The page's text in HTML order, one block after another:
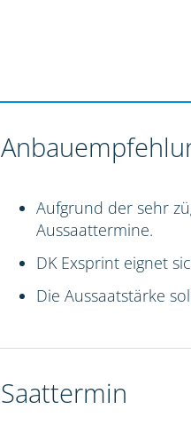
Aufgrund der sehr
Aussaattermine.
DK Exsprint eignet
Die Aussaatstärke
Saattermin